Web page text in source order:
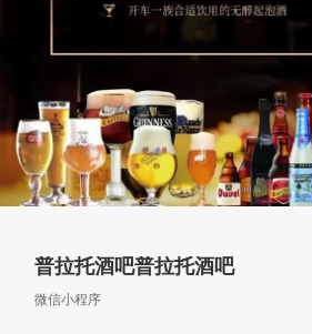
普拉托酒吧普拉托酒吧
微信小程序